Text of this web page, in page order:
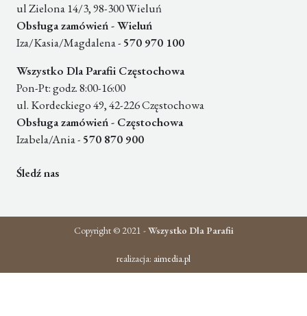
ul Zielona 14/3, 98-300 Wieluń
Obsługa zamówień - Wieluń
Iza/Kasia/Magdalena - 570 970 100
Wszystko Dla Parafii Częstochowa
Pon-Pt: godz. 8:00-16:00
ul. Kordeckiego 49, 42-226 Częstochowa
Obsługa zamówień - Częstochowa
Izabela/Ania - 570 870 900
Śledź nas
Copyright © 2021 -Wszystko Dla Parafii
realizacja: aimedia.pl